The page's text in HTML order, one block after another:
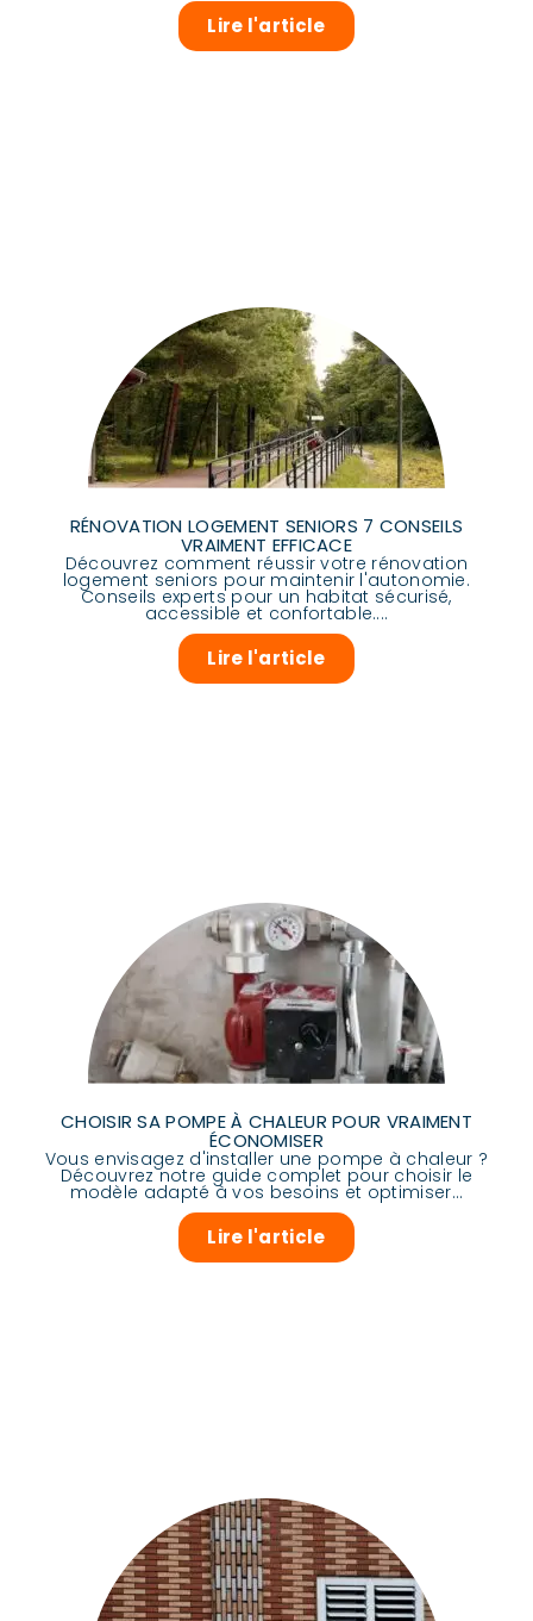
Lire l'article
RÉNOVATION LOGEMENT SENIORS 7 CONSEILS
VRAIMENT EFFICACE
Découvrez comment réussir votre rénovation
logement seniors pour maintenir l'autonomie.
Conseils experts pour un habitat sécurisé,
accessible et confortable....
Lire l'article
CHOISIR SA POMPE À CHALEUR POUR VRAIMENT
ÉCONOMISER
Vous envisagez d'installer une pompe à chaleur ?
Découvrez notre guide complet pour choisir le
modèle adapté à vos besoins et optimiser...
Lire l'article